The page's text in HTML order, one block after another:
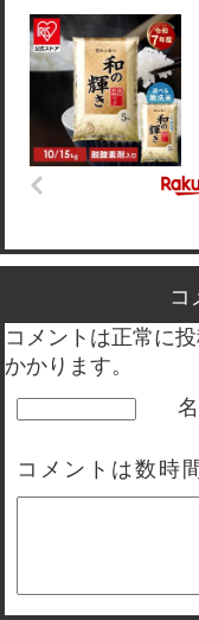
コ
コメントは正常に
かかります。
コメントは数時